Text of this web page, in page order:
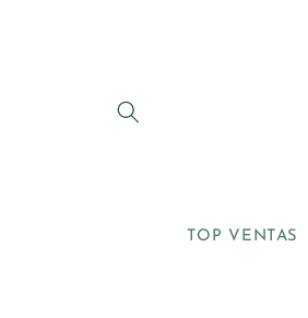
TOP VENTAS